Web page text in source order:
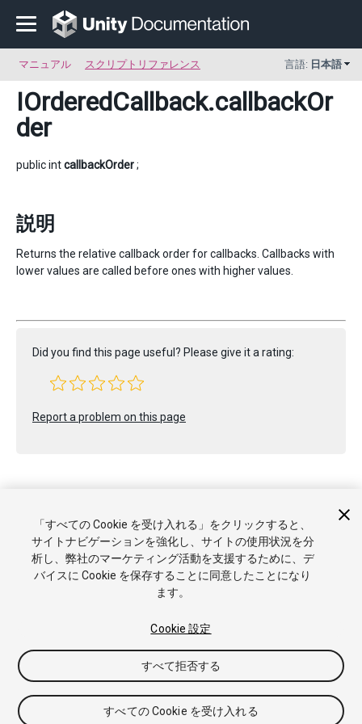
マニュアル スクリプトリファレンス 言語: 日本語
IOrderedCallback.callbackOr
der
public intcallbackOrder;
説明
Returns the relative callback order for callbacks. Callbacks with
lower values are called before ones with higher values.
Did you find this page useful? Please give it a rating:
Report a problem on this page
Copyright © 2023 Unity Technologies. Publication 2023.1
チュートリアル
Answers ナレッジベース フォーラム
ットストア
商標と利用規約 法律関連
プライバシーポリシー
私の個人情報を販売または共有しない
「すべての Cookie を受け入れる」をクリックすると、
サイトナビゲーションを強化し、サイトの使用状況を分
析し、弊社のマーケティング活動を支援するために、デ
バイスに Cookie を保存することに同意したことになり
ます。
Cookie 設定
すべて拒否する
すべての Cookie を受け入れる